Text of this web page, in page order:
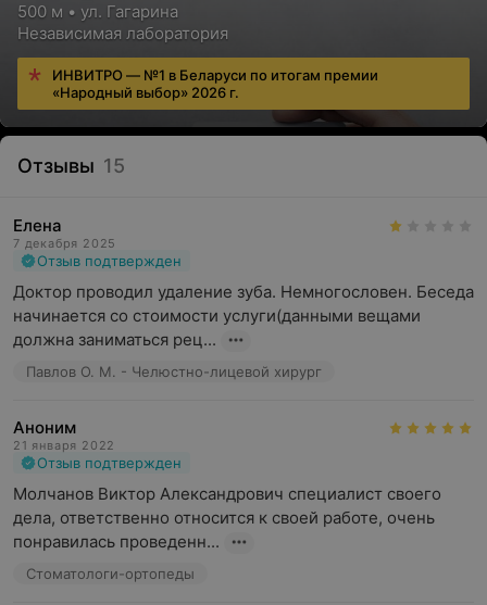
500 м • ул. Гагарина
Независимая лаборатория
ИНВИТРО — №1 в Беларуси по итогам премии
«Народный выбор» 2026 г.
Отзывы 15
Елена
7 декабря 2025
Отзыв подтвержден
Доктор проводил удаление зуба. Немногословен. Беседа
начинается со стоимости услуги(данными вещами
должна заниматься рец...
Павлов О. М. - Челюстно-лицевой хирург
Аноним
21 января 2022
Отзыв подтвержден
Молчанов Виктор Александрович специалист своего
дела, ответственно относится к своей работе, очень
понравилась проведенн...
Стоматологи-ортопеды